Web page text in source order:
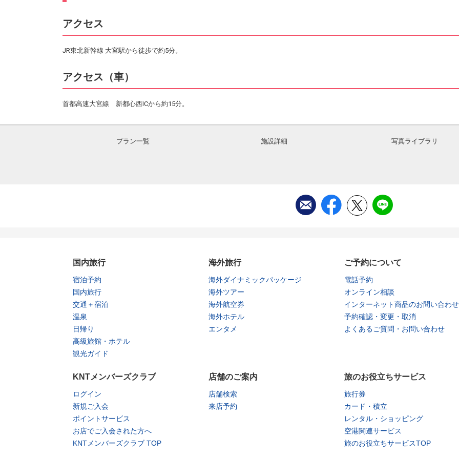
アクセス
JR東北新幹線 大宮駅から徒歩で約5分。
アクセス（車）
首都高速大宮線 新都心西ICから約15分。
プラン一覧 施設詳細 写真ライブラリ
国内旅行
宿泊予約
国内旅行
交通＋宿泊
温泉
日帰り
高級旅館・ホテル
観光ガイド
海外旅行
海外ダイナミックパッケージ
海外ツアー
海外航空券
海外ホテル
エンタメ
ご予約について
電話予約
オンライン相談
インターネット商品のお問い合わせ
予約確認・変更・取消
よくあるご質問・お問い合わせ
KNTメンバーズクラブ
ログイン
新規ご入会
ポイントサービス
お店でご入会された方へ
KNTメンバーズクラブ TOP
店舗のご案内
店舗検索
来店予約
旅のお役立ちサービス
旅行券
カード・積立
レンタル・ショッピング
空港関連サービス
旅のお役立ちサービスTOP